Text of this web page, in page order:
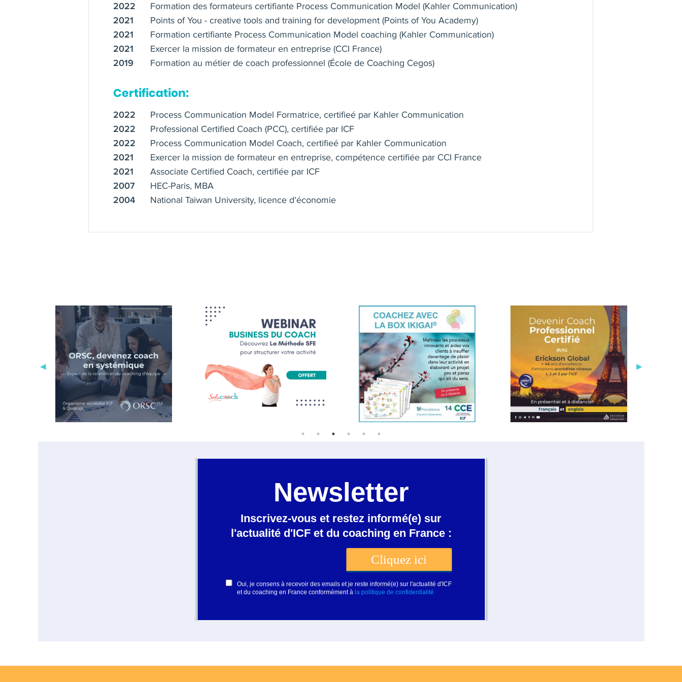
📞 Vous représentez une entreprise ?
Me contactez pour réserver un rdv afin de discuter de vive voix votre besoin :
⇨ https://reinventingcarriere.com
Séance exploratoire gratuite :
💡Coaching et formation en français, anglais ou chinois, en présentiel à Paris ou via visioconférence à distance.
2022 Formation des formateurs certifiante Process Communication Model (Kahler Communication)
2021 Points of You - creative tools and training for development (Points of You Academy)
2021 Formation certifiante Process Communication Model coaching (Kahler Communication)
2021 Exercer la mission de formateur en entreprise (CCI France)
2019 Formation au métier de coach professionnel (École de Coaching Cegos)
Certification:
2022 Process Communication Model Formatrice, certifieé par Kahler Communication
2022 Professional Certified Coach (PCC), certifiée par ICF
2022 Process Communication Model Coach, certifieé par Kahler Communication
2021 Exercer la mission de formateur en entreprise, compétence certifiée par CCI France
2021 Associate Certified Coach, certifiée par ICF
2007 HEC-Paris, MBA
2004 National Taiwan University, licence d'économie